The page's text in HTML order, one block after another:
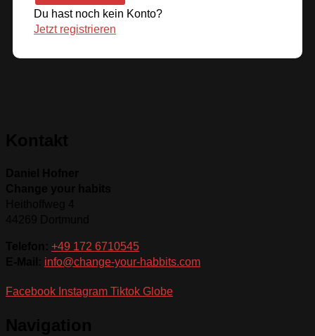
Du hast noch kein Konto?
Jetzt registrieren
+49 172 6710545
info@change-your-habbits.com
Facebook Instagram Tiktok Globe